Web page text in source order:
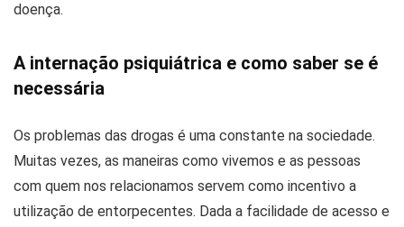
doença.
A internação psiquiátrica e como saber se é
necessária
Os problemas das drogas é uma constante na sociedade.
Muitas vezes, as maneiras como vivemos e as pessoas
com quem nos relacionamos servem como incentivo a
utilização de entorpecentes. Dada a facilidade de acesso e